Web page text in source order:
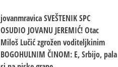
jovanmravica SVEŠTENIK SPC
OSUDIO JOVANU JEREMIĆ! Otac
Miloš Lučić zgrožen voditeljkinim
BOGOHULNIM ČINOM: E, Srbijo, pala